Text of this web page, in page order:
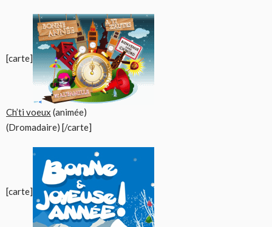
[carte]
Ch’ti voeux (animée)
(Dromadaire) [/carte]
[carte]